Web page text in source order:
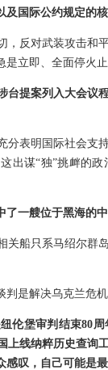
国际公约规定的
反对武装攻击
立即、全面停火
台提案列入大会
表明国际社会支
出谋“独”挑衅的
一艘位于黑海的
船只系马绍尔群
是解决乌克兰危机
伦堡审判结束80
线纳粹历史查
叹，自己可能是